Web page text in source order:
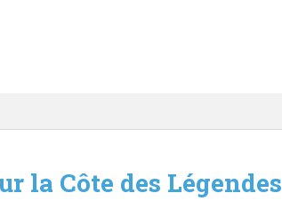
la Côte des Légendes